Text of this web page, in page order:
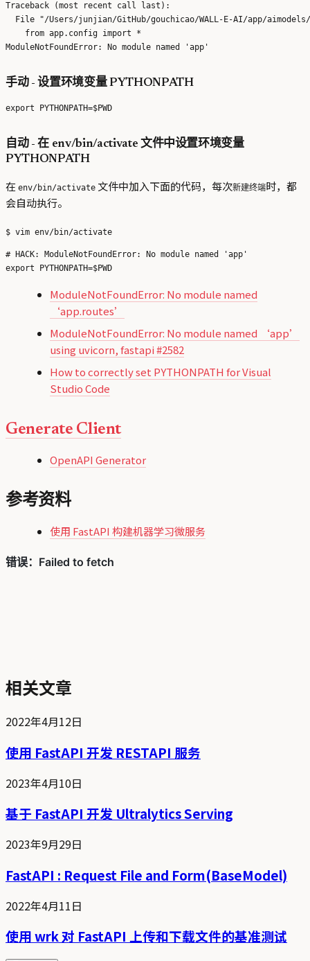
Traceback (most recent call last):
File "/Users/junjian/GitHub/gouchicao/WALL-E-AI/app/
    from app.config import *
手动 - 设置环境变量 PYTHONPATH
自动 - 在 env/bin/activate 文件中设置环境变量
PYTHONPATH
在 env/bin/activate 文件中加入下面的代码，每次新建终端时，都
会自动执行。
# HACK: ModuleNotFoundError: No module named 'app'
ModuleNotFoundError: No module named
‘app.routes’
ModuleNotFoundError: No module named ‘app’
using uvicorn, fastapi #2582
How to correctly set PYTHONPATH for Visual
Studio Code
Generate Client
OpenAPI Generator
参考资料
使用 FastAPI 构建机器学习微服务
相关文章
2022年4月12日
使用 FastAPI 开发 RESTAPI 服务
2023年4月10日
基于 FastAPI 开发 Ultralytics Serving
2023年9月29日
FastAPI : Request File and Form(BaseModel)
2022年4月11日
使用 wrk 对 FastAPI 上传和下载文件的基准测试